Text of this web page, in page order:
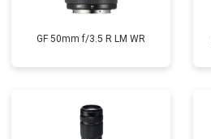
GF 50mm f/3.5 R LM WR